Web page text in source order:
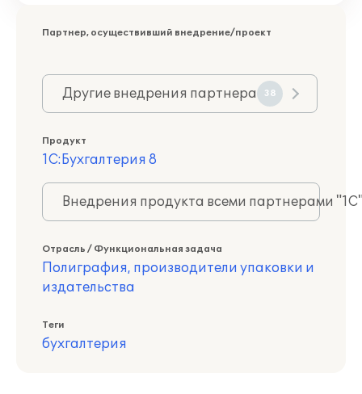
Партнер, осуществивший внедрение/проект
Другие внедрения партнера 38
Продукт
1С:Бухгалтерия 8
Внедрения продукта всеми партнерами
Отрасль / Функциональная задача
Полиграфия, производители упаковки и
издательства
Теги
бухгалтерия